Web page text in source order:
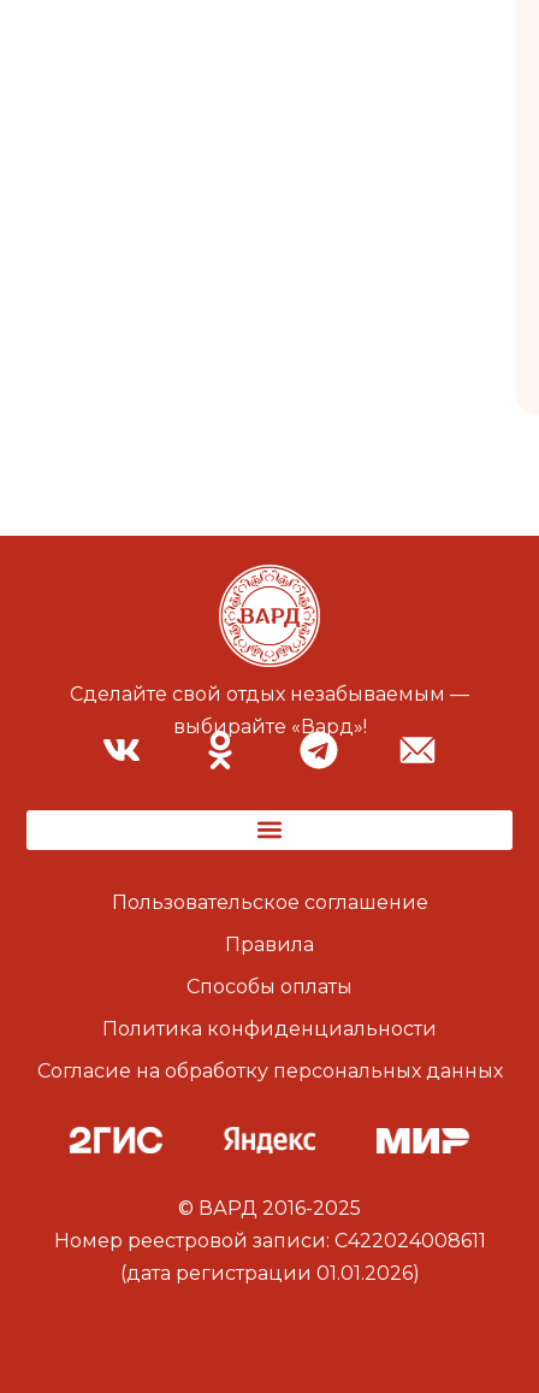
Сделайте свой отдых незабываемым —
выбирайте «Вард»!
Пользовательское соглашение
Правила
Способы оплаты
Политика конфиденциальности
Согласие на обработку персональных данных
© ВАРД 2016-2025
Номер реестровой записи: С422024008611
(дата регистрации 01.01.2026)